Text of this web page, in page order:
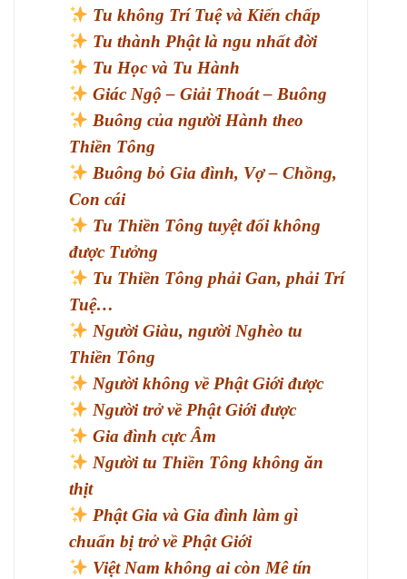
Tu không Trí Tuệ và Kiến chấp
Tu thành Phật là ngu nhất đời
Tu Học và Tu Hành
Giác Ngộ – Giải Thoát – Buông
Buông của người Hành theo
Thiền Tông
Buông bỏ Gia đình, Vợ – Chồng,
Con cái
Tu Thiền Tông tuyệt đối không
được Tưởng
Tu Thiền Tông phải Gan, phải Trí
Tuệ…
Người Giàu, người Nghèo tu
Thiền Tông
Người không về Phật Giới được
Người trở về Phật Giới được
Gia đình cực Âm
Người tu Thiền Tông không ăn
thịt
Phật Gia và Gia đình làm gì
chuẩn bị trở về Phật Giới
Việt Nam không ai còn Mê tín